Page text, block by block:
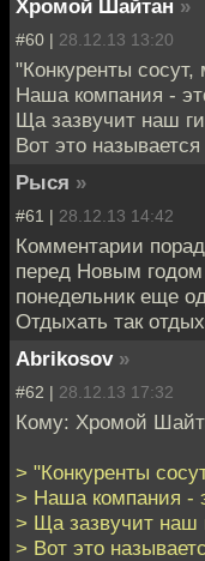
Хромой Шайтан »
#60 | 28.12.13 13:20
"Конкуренты
Наша компания -
Ща зазвучит наш
Вот это
Рыся »
#61 | 28.12.13 14:42
Комментарии
перед Новым
понедельник еще
Отдыхать так
Abrikosov »
#62 | 28.12.13 17:32
Кому: Хромой
> "Конкуренты
> Наша компания -
> Ща зазвучит наш
> Вот это